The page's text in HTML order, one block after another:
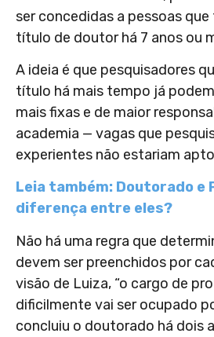
ser concedidas a pessoas
título de doutor há 7 anos ou
A ideia é que pesquisadores
título há mais tempo já
mais fixas e de maior
academia — vagas que
experientes não estariam
Leia também: Doutorado e
diferença entre eles?
Não há uma regra que
devem ser preenchidos por
visão de Luiza, “o cargo de
dificilmente vai ser ocupado
concluiu o doutorado há dois